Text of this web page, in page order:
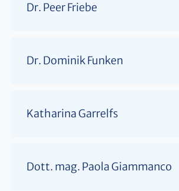
Dr. Peer Friebe
Dr. Dominik Funken
Katharina Garrelfs
Dott. mag. Paola Giammanco